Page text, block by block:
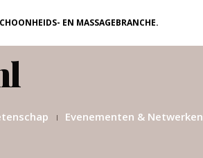
EN MASSAGEBRANCHE.
Evenementen & Netwerken